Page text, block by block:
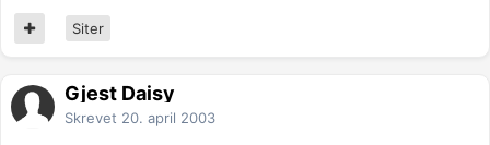
Siter
Gjest Daisy
Skrevet 20. april 2003